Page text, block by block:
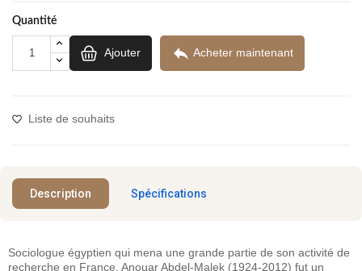
Quantité
Ajouter  Acheter maintenant
Liste de souhaits
Description Spécifications
Sociologue égyptien qui mena une grande partie de son activité de
recherche en France, Anouar Abdel-Malek (1924-2012) fut un